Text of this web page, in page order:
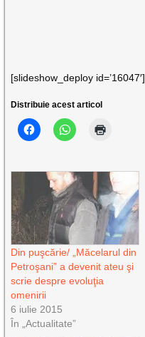
[slideshow_deploy id=’16047′]
Distribuie acest articol
Din puşcărie/ „Măcelarul din
Petroşani” a devenit ateu şi
scrie despre evoluţia
omenirii
6 iulie 2015
În „Actualitate”